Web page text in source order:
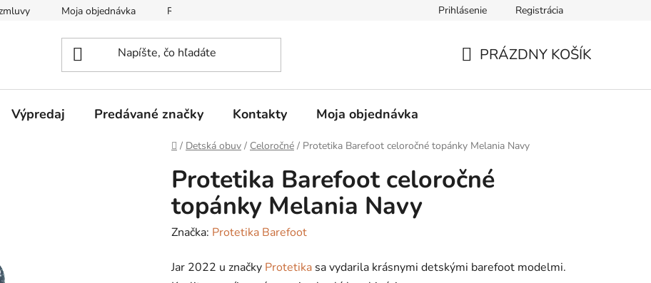
Moja objednávka Reklamačný protokol Pravidlá ochrany osobných údajov
Prihlásenie Registrácia
PRÁZDNY KOŠÍK
Výpredaj Predávané značky Kontakty Moja objednávka
Domov
/ Detská obuv / Celoročné / Protetika Barefoot celoročné topánky Melania Navy
Protetika Barefoot celoročné
topánky Melania Navy
Značka: Protetika Barefoot
Jar 2022 u značky Protetika sa vydarila krásnymi detskými barefoot modelmi.